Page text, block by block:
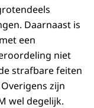
Daarnaast is
een
niet
strafbare feiten
zijn
wel degelijk.